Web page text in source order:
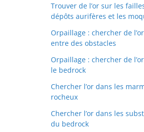
Trouver de l’or sur les
dépôts aurifères et les
Orpaillage : chercher de
entre des obstacles
Orpaillage : chercher de
le bedrock
Chercher l’or dans les
rocheux
Chercher l’or dans les
du bedrock